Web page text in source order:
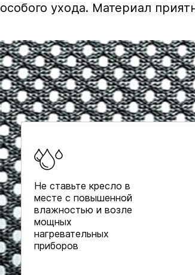
особого ухода. Материал
Не ставьте кресло в
месте с повышенной
влажностью и возле
мощных
нагревательных
приборов